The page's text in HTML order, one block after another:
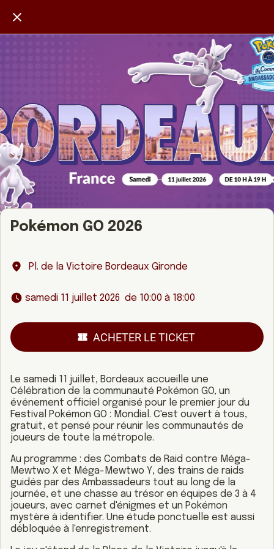
Pokémon GO 2026
Pl. de la Victoire Bordeaux Gironde
samedi 11 juillet 2026  de 10:00 à 18:00
ACHETER LE TICKET
Le samedi 11 juillet, Bordeaux accueille une
Célébration de la communauté Pokémon GO, un
événement officiel organisé pour le premier jour du
Festival Pokémon GO : Mondial. C'est ouvert à tous,
gratuit, et pensé pour réunir les communautés de
joueurs de toute la métropole.
Au programme : des Combats de Raid contre Méga-
Mewtwo X et Méga-Mewtwo Y, des trains de raids
guidés par des Ambassadeurs tout au long de la
journée, et une chasse au trésor en équipes de 3 à 4
joueurs, avec carnet d'énigmes et un Pokémon
mystère à identifier. Une étude ponctuelle est aussi
débloquée à l'enregistrement.